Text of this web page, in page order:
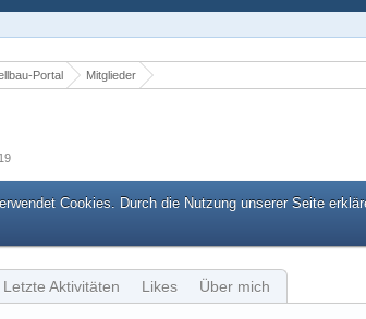
Portal Mitglieder
Cookies. Durch die Nutzung unserer Seite
Letzte Aktivitäten Likes Über mich